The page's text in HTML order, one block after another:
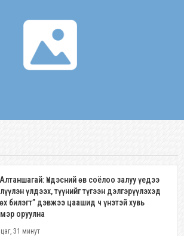
Үндэсний өв соёлоо залуу үедээ
үлдээх, түүнийг түгээн дэлгэрүүлэхэд
билэгт” дэвжээ цаашид ч үнэтэй хувь
оруулна
31 минут